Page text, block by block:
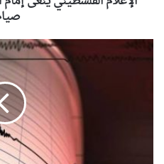
هزة
أرضية